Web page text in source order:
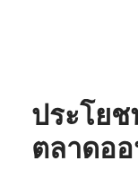
ประโย
ตลาดอ